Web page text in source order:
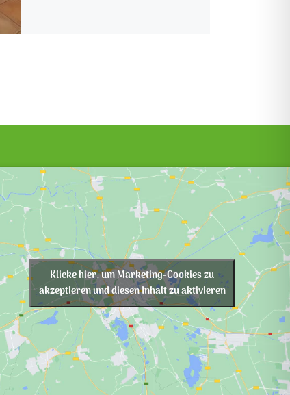
Klicke hier, um Marketing-Cookies zu
akzeptieren und diesen Inhalt zu aktivieren